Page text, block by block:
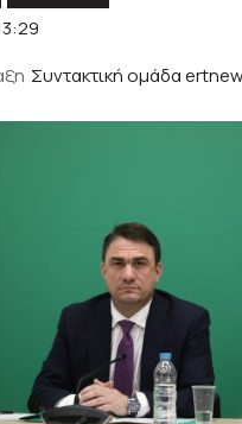
Συντακτική ομάδα